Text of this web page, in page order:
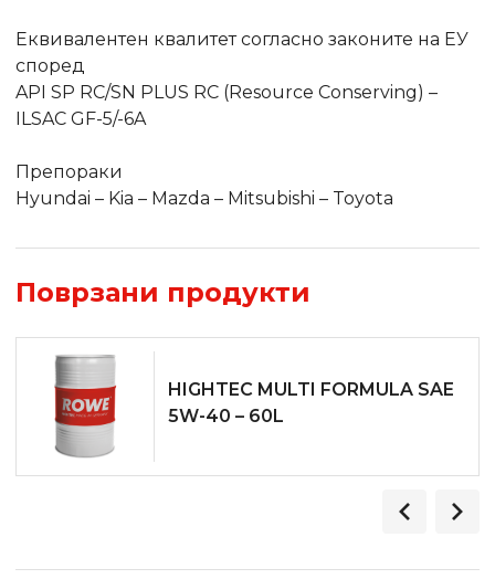
Еквивалентен квалитет согласно законите на ЕУ
според
API SP RC/SN PLUS RC (Resource Conserving) –
ILSAC GF-5/-6A
Препораки
Hyundai – Kia – Mazda – Mitsubishi – Toyota
Поврзани продукти
HIGHTEC MULTI FORMULA SAE
5W-40 – 60L